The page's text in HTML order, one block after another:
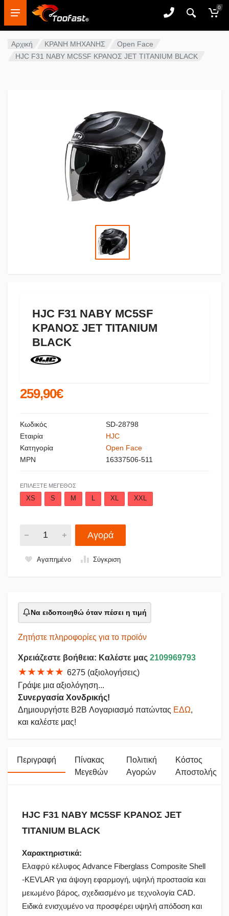
0
Αρχική ΚΡΑΝΗ ΜΗΧΑΝΗΣ
Open Face
HJC F31 NABY MC5SF ΚΡΑΝΟΣ JET TITANIUM BLACK
HJC F31 NABY MC5SF
ΚΡΑΝΟΣ JET TITANIUM
BLACK
259,90€
Κωδικός
SD-28798
Εταιρία
HJC
Κατηγορία
Open Face
MPN
16337506-511
ΕΠΙΛΈΞΤΕ ΜΈΓΕΘΟΣ
XS S M L XL XXL
Αγορά
Αγαπημένο Σύγκριση
Να ειδοποιηθώ όταν πέσει η τιμή
Ζητήστε πληροφορίες για το προϊόν
Χρειάζεστε βοήθεια: Καλέστε μας 2109969793
★★★★★ 6275 (αξιολογήσεις)
Γράψε μια αξιολόγηση...
Συνεργασία Χονδρικής!
Δημιουργήστε B2B Λογαριασμό πατώντας ΕΔΩ,
και καλέστε μας!
Περιγραφή
Πίνακας
Μεγεθών
Πολιτική
Αγορών
Κόστος
Αποστολής
HJC F31 NABY MC5SF ΚΡΑΝΟΣ JET
TITANIUM BLACK
Χαρακτηριστικά:
Ελαφρύ κέλυφος Advance Fiberglass Composite Shell
-KEVLAR για άψογη εφαρμογή, υψηλή προστασία και
μειωμένο βάρος, σχεδιασμένο με τεχνολογία CAD.
Ειδικά ενισχυμένο να προσφέρει υψηλή απόδοση και